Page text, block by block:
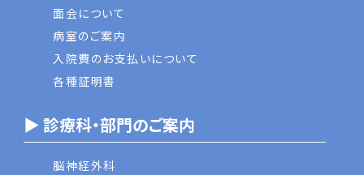
面会について
病室のご案内
入院費のお支払いについて
各種証明書
▶ 診療科・部門のご案内
脳神経外科